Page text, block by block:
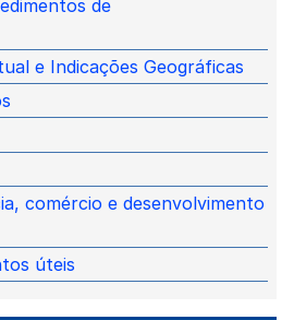
de
e Indicações Geográficas
comércio e desenvolvimento
úteis